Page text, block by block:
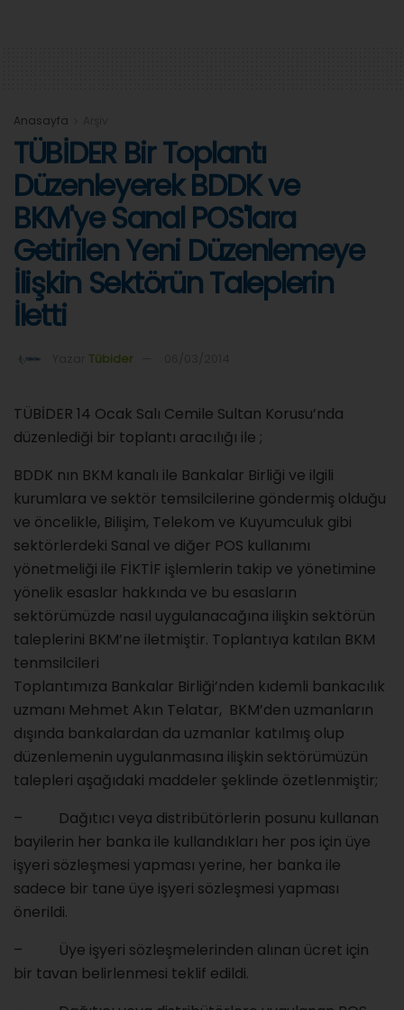
Anasayfa
TÜBİDER Bir Toplantı
Düzenleyerek BDDK ve
BKM'ye Sanal POS'lara
Getirilen Yeni Düzenlemeye
İlişkin Sektörün Taleplerin
İletti
Tübider
TÜBİDER 14 Ocak Salı Cemile Sultan Korusu’nda
düzenlediği bir toplantı aracılığı ile ;
BDDK nın BKM kanalı ile Bankalar Birliği ve ilgili
kurumlara ve sektör temsilcilerine göndermiş olduğu
ve öncelikle, Bilişim, Telekom ve Kuyumculuk gibi
sektörlerdeki Sanal ve diğer POS kullanımı
yönetmeliği ile FİKTİF işlemlerin takip ve yönetimine
yönelik esaslar hakkında ve bu esasların
sektörümüzde nasıl uygulanacağına ilişkin sektörün
taleplerini BKM’ne iletmiştir. Toplantıya katılan BKM
tenmsilcileri
Toplantımıza Bankalar Birliği’nden kıdemli bankacılık
uzmanı Mehmet Akın Telatar, BKM’den uzmanların
dışında bankalardan da uzmanlar katılmış olup
düzenlemenin uygulanmasına ilişkin sektörümüzün
talepleri aşağıdaki maddeler şeklinde özetlenmiştir;
– Dağıtıcı veya distribütörlerin posunu kullanan
bayilerin her banka ile kullandıkları her pos için üye
işyeri sözleşmesi yapması yerine, her banka ile
sadece bir tane üye işyeri sözleşmesi yapması
önerildi.
– Üye işyeri sözleşmelerinden alınan ücret için
bir tavan belirlenmesi teklif edildi.